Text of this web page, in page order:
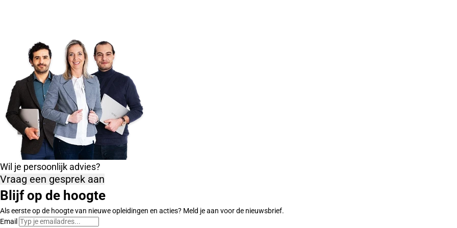
Wil je persoonlijk advies?
Vraag een gesprek aan
Blijf op de hoogte
Als eerste op de hoogte van nieuwe opleidingen en acties? Meld je aan voor de nieuwsbrief.
Email